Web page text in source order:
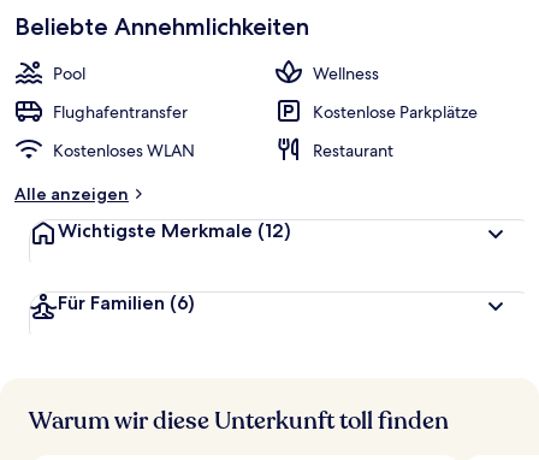
Beliebte Annehmlichkeiten
Pool
Wellness
Flughafentransfer
Kostenlose Parkplätze
Kostenloses WLAN
Restaurant
Alle anzeigen
Wichtigste Merkmale (12)
Für Familien (6)
Warum wir diese Unterkunft toll finden